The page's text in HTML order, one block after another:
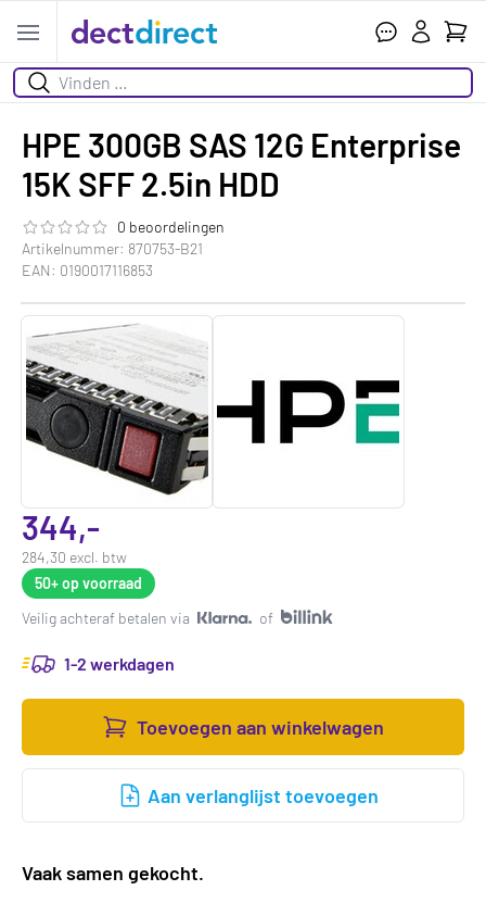
Open menu
Zoeken
HPE 300GB SAS 12G Enterprise
15K SFF 2.5in HDD
De beoordeling van dit product is
0 beoordelingen
Artikelnummer: 870753-B21
EAN: 0190017116853
344,-
284,30 excl. btw
50+op voorraad
Veilig achteraf betalen via
of
1-2 werkdagen
Toevoegen aan winkelwagen
Aan verlanglijst toevoegen
Vaak samen gekocht.